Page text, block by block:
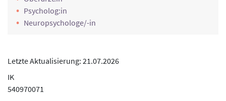
Raucherentwöhnung, Rückenschule, Umgang mit
Alltagsstress, Bewegung und Gesundheit,
Nachsorgeberatung, Hilfsmittelberatung, Gesunde
Klinische Sozialarbeit, Sozialtherapie
Einzelfallbezogene Reha-Fachberatung, Beratung von
Angehörigen, Zusammenarbeit mit Selbsthilfegruppen
Psycholog:in
Neuropsychologe/-in
Letzte Aktualisierung: 21.07.2026
IK
540970071